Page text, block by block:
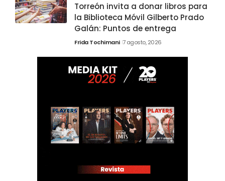
Torreón invita a donar libros para
la Biblioteca Móvil Gilberto Prado
Galán: Puntos de entrega
Frida Tochimani 7 agosto, 2026